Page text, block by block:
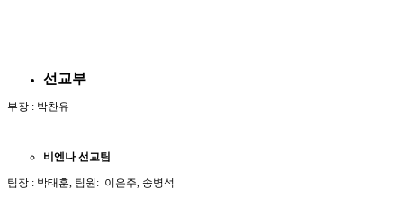
선교부
부장 : 박찬유
비엔나 선교팀
팀장 : 박태훈, 팀원: 이은주, 송병석